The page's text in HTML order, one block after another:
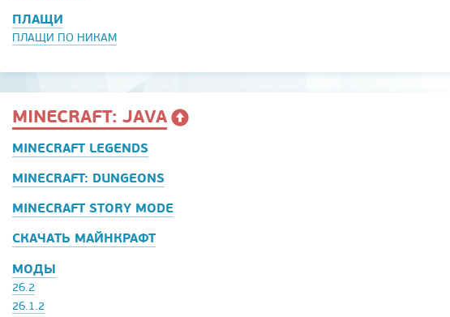
ПЛАЩИ
ПЛАЩИ ПО НИКАМ
MINECRAFT: JAVA
MINECRAFT LEGENDS
MINECRAFT: DUNGEONS
MINECRAFT STORY MODE
СКАЧАТЬ МАЙНКРАФТ
МОДЫ
26.2
26.1.2